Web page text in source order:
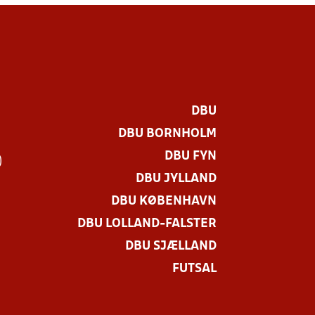
DBU
DBU BORNHOLM
DBU FYN
DBU JYLLAND
DBU KØBENHAVN
DBU LOLLAND-FALSTER
DBU SJÆLLAND
FUTSAL